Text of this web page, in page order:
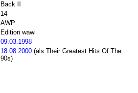
Back II
14
AWP
Edition wawi
09.03.1998
18.08.2000 (als Their Greatest Hits Of The
90s)